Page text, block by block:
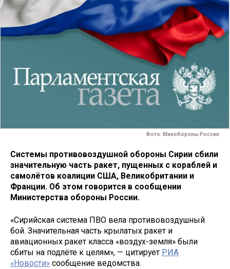
Фото: Минобороны России
Системы противовоздушной обороны Сирии сбили
значительную часть ракет, пущенных с кораблей и
самолётов коалиции США, Великобритании и
Франции. Об этом говорится в сообщении
Министерства обороны России.
«Сирийская система ПВО вела противовоздушный
бой. Значительная часть крылатых ракет и
авиационных ракет класса «воздух-земля» были
сбиты на подлёте к целям», — цитирует РИА
«Новости» сообщение ведомства.